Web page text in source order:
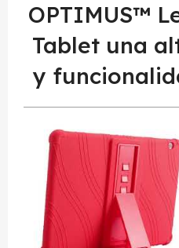
OPTIMUS™
Tablet una
y